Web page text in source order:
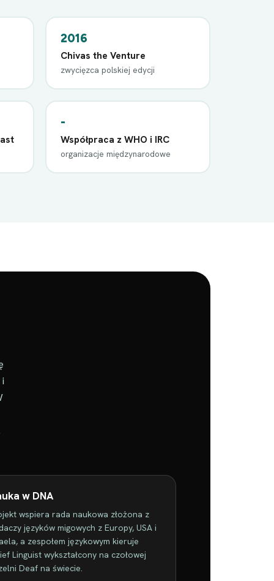
2016
Chivas the Venture
zwycięzca polskiej edycji
-
Współpraca z WHO i IRC
organizacje międzynarodowe
w DNA
wspiera rada naukowa złożona z
języków migowych z Europy, USA i
a zespołem językowym kieruje
Linguist wykształcony na czołowej
Deaf na świecie.